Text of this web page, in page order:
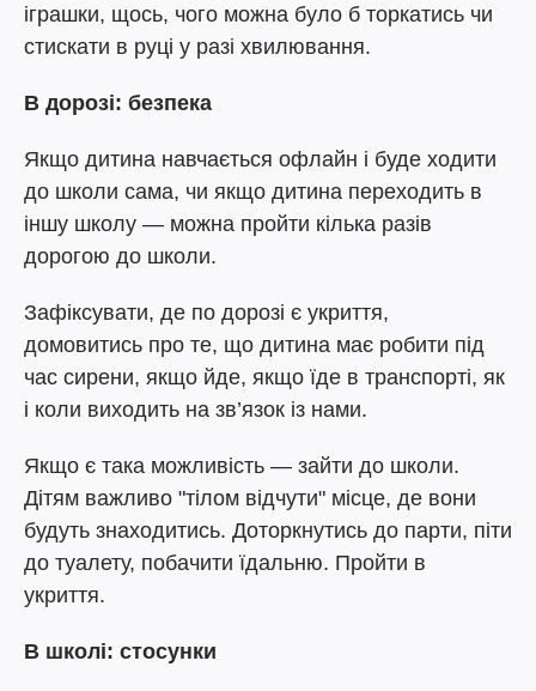
іграшки, щось, чого можна було б торкатись чи
стискати в руці у разі хвилювання.
В дорозі: безпека
Якщо дитина навчається офлайн і буде ходити
до школи сама, чи якщо дитина переходить в
іншу школу — можна пройти кілька разів
дорогою до школи.
Зафіксувати, де по дорозі є укриття,
домовитись про те, що дитина має робити під
час сирени, якщо йде, якщо їде в транспорті, як
і коли виходить на зв’язок із нами.
Якщо є така можливість — зайти до школи.
Дітям важливо "тілом відчути" місце, де вони
будуть знаходитись. Доторкнутись до парти, піти
до туалету, побачити їдальню. Пройти в
укриття.
В школі: стосунки